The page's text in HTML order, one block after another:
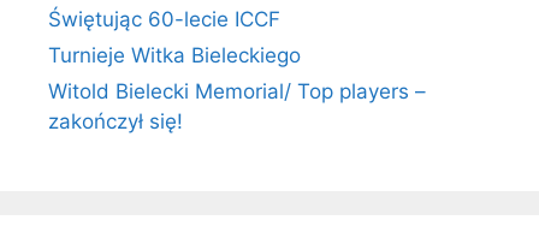
Świętując 60-lecie ICCF
Turnieje Witka Bieleckiego
Witold Bielecki Memorial/ Top players –
zakończył się!